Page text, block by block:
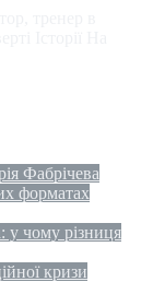
Фабрічева
форматах
у чому різниця
кризи